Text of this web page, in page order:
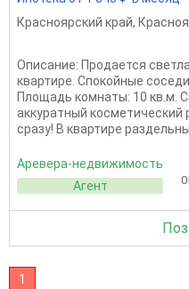
Красноярский край,
Описание: Продается
квартире. Спокойные
Площадь комнаты: 10 кв.м.
аккуратный
сразу! В квартире
Аревера-недвижимость
Агент
1